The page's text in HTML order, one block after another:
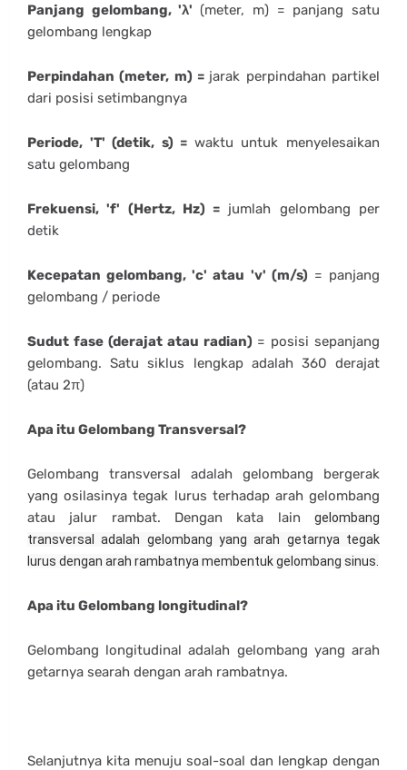
Panjang gelombang, 'λ'(meter, m) = panjang satu
gelombang lengkap
Perpindahan (meter, m) = jarak perpindahan partikel
dari posisi setimbangnya
Periode, 'T' (detik, s) = waktu untuk menyelesaikan
satu gelombang
Frekuensi, 'f' (Hertz, Hz) = jumlah gelombang per
detik
Kecepatan gelombang, 'c' atau 'v' (m/s) = panjang
gelombang / periode
Sudut fase (derajat atau radian) = posisi sepanjang
gelombang. Satu siklus lengkap adalah 360 derajat
(atau 2π)
Apa itu Gelombang Transversal?
Gelombang transversal adalah gelombang bergerak
yang osilasinya tegak lurus terhadap arah gelombang
atau jalur rambat. Dengan kata lain gelombang
transversal adalah gelombang yang arah getarnya tegak
lurus dengan arah rambatnya membentuk gelombang sinus.
Apa itu Gelombang longitudinal?
Gelombang longitudinal adalah gelombang yang arah
getarnya searah dengan arah rambatnya.
Selanjutnya kita menuju soal-soal dan lengkap dengan